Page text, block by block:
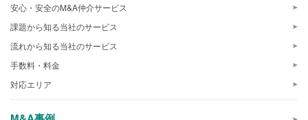
安心・安全のM&A仲介サービス
課題から知る当社のサービス
流れから知る当社のサービス
手数料・料金
対応エリア